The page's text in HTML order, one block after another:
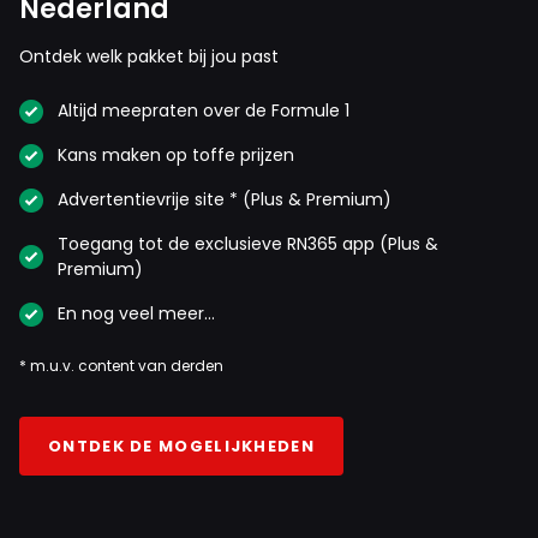
Zo voorspelbaar dat je, zoals gewoonlijk weer
hoe jij jezelf voordoet in de ijdele hoop dat
iemand je ooit serieus zal nemen. Vandaar dat je
zoveel afkeur oproept. En ja 24/7 klopt, vorige
16 oktober 2025 13:45
Nederland
Ontdek welk pakket bij jou past
Altijd meepraten over de Formule 1
Kans maken op toffe prijzen
Advertentievrije site * (Plus & Premium)
Toegang tot de exclusieve RN365 app (Plus &
Premium)
En nog veel meer…
* m.u.v. content van derden
ONTDEK DE MOGELIJKHEDEN